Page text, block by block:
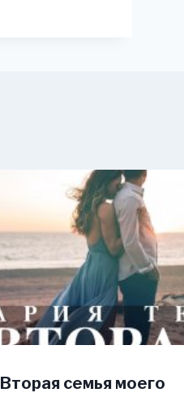
Вторая семья моего